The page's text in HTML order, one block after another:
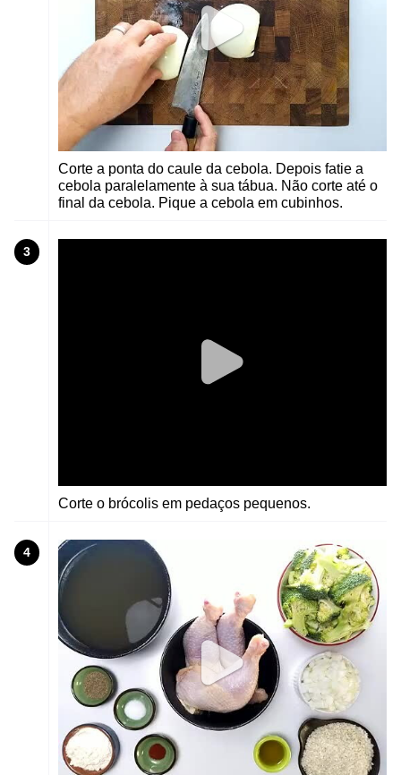
Corte a ponta do caule da cebola. Depois fatie a
cebola paralelamente à sua tábua. Não corte até o
final da cebola. Pique a cebola em cubinhos.
3
Corte o brócolis em pedaços pequenos.
4